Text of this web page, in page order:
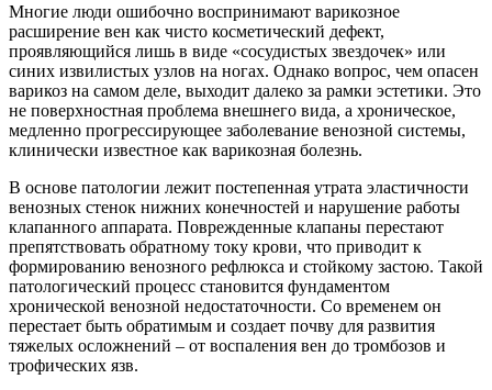
Многие люди ошибочно воспринимают варикозное
расширение вен как чисто косметический дефект,
проявляющийся лишь в виде «сосудистых звездочек» или
синих извилистых узлов на ногах. Однако вопрос, чем опасен
варикоз на самом деле, выходит далеко за рамки эстетики. Это
не поверхностная проблема внешнего вида, а хроническое,
медленно прогрессирующее заболевание венозной системы,
клинически известное как варикозная болезнь.
В основе патологии лежит постепенная утрата эластичности
венозных стенок нижних конечностей и нарушение работы
клапанного аппарата. Поврежденные клапаны перестают
препятствовать обратному току крови, что приводит к
формированию венозного рефлюкса и стойкому застою. Такой
патологический процесс становится фундаментом
хронической венозной недостаточности. Со временем он
перестает быть обратимым и создает почву для развития
тяжелых осложнений – от воспаления вен до тромбозов и
трофических язв.